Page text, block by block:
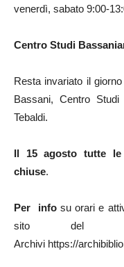
venerdì, sabato 9:00-
Centro Studi
Resta invariato il
Bassani, Centro Studi
Tebaldi.
Il 15 agosto tutte le
chiuse.
Per info su orari e
sito del
Archivi https://